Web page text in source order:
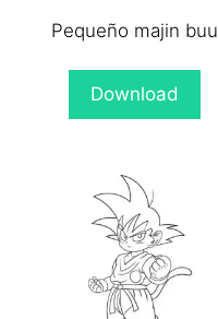
Pequeño majin buu
Download